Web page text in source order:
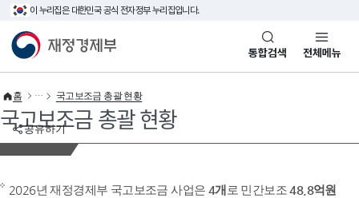
이 누리집은 대한민국 공식 전자정부 누리집입니다.
재정경제부(www.mofe.go.kr)통합검색 전체메뉴
공유하기
홈 국고보조금 총괄 현황
국고보조금 총괄 현황
2026년 재정경제부 국고보조금 사업은 4개 로 민간보조48.8억원